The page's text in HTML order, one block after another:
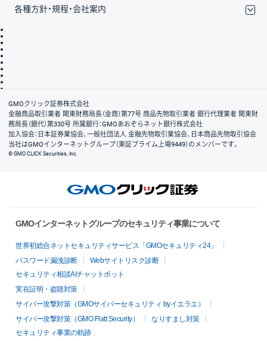
各種方針・規程・会社案内
会社案内
GMOクリック証券株式会社
金融商品取引業者 関東財務局長（金商）第77号 商品先物取引業者 銀行代理業者 関東財
務局長（銀代）第330号 所属銀行：GMOあおぞらネット銀行株式会社
加入協会：日本証券業協会、一般社団法人 金融先物取引業協会、日本商品先物取引協会
当社はGMOインターネットグループ（東証プライム上場9449）のメンバーです。
© GMO CLICK Securities, Inc.
GMOインターネットグループのセキュリティ事業について
世界初総合ネットセキュリティサービス「GMOセキュリティ24」
パスワード漏洩診断
Webサイトリスク診断
セキュリティ相談AIチャットボット
実在証明・盗聴対策
サイバー攻撃対策（GMOサイバーセキュリティ byイエラエ）
サイバー攻撃対策（GMO Flatt Security）
なりすまし対策
セキュリティ事業の軌跡